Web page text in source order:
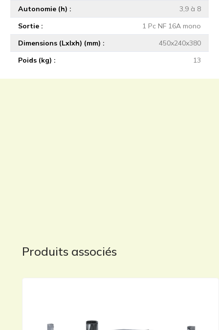
Autonomie (h)
3,9 à 8
Sortie
1 Pc NF 16A mono
Dimensions (Lxlxh) (mm)
450x240x380
Poids (kg)
13
Produits associés